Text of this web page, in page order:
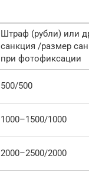
Штраф (рубли) или
санкция /размер
при фотофиксации
500/500
1000–1500/1000
2000–2500/2000